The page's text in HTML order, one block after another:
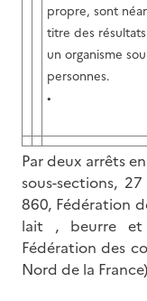
propre, sont
titre des
un organisme
personnes.
•
Par deux arrêts
sous-sections,
860, Fédération
lait , beurre et
Fédération des
Nord de la